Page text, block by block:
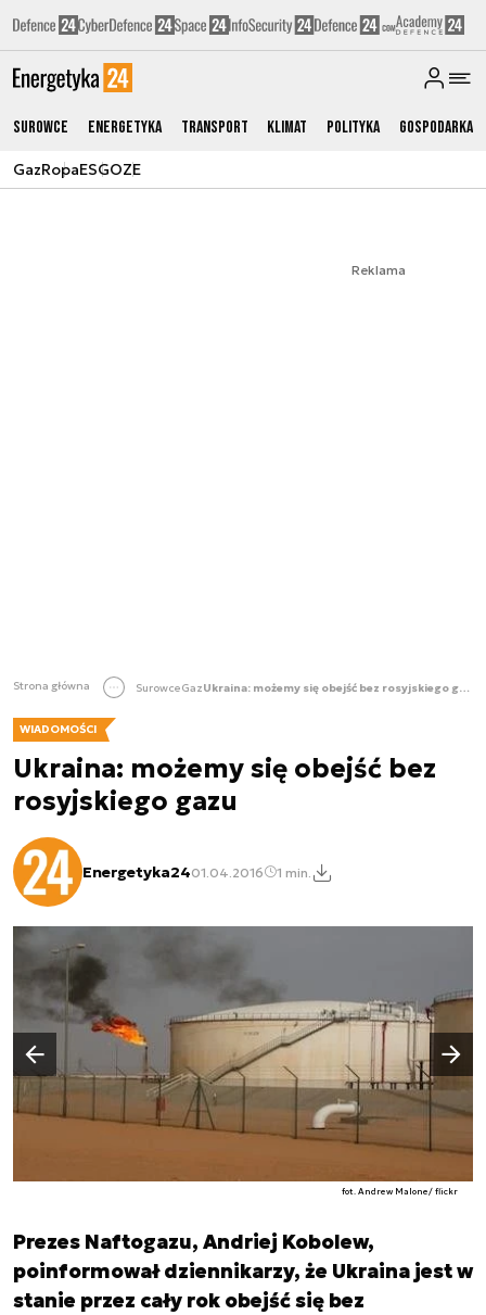
Surowce Energetyka Transport Klimat Polityka Gospodarka
GazRopaESGOZE
Reklama
Strona główna SurowceGaz Ukraina: możemy się obejść bez rosyjskiego gazu
WIADOMOŚCI
Ukraina: możemy się obejść bez
rosyjskiego gazu
Energetyka2401.04.2016 1 min.
fot. Andrew Malone/ flickr
Poprzedni slajd
Następny slajd
Prezes Naftogazu, Andriej Kobolew,
poinformował dziennikarzy, że Ukraina jest w
stanie przez cały rok obejść się bez